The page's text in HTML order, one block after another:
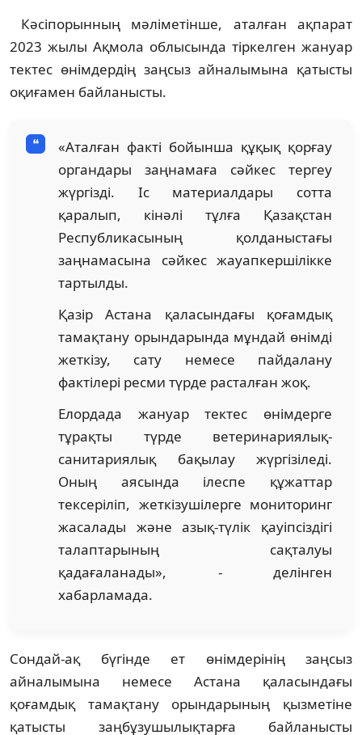
Кәсіпорынның мәліметінше, аталған ақпарат
2023 жылы Ақмола облысында тіркелген жануар
тектес өнімдердің заңсыз айналымына қатысты
оқиғамен байланысты.
«Аталған факті бойынша құқық қорғау
органдары заңнамаға сәйкес тергеу
жүргізді. Іс материалдары сотта
қаралып, кінәлі тұлға Қазақстан
Республикасының қолданыстағы
заңнамасына сәйкес жауапкершілікке
тартылды.
Қазір Астана қаласындағы қоғамдық
тамақтану орындарында мұндай өнімді
жеткізу, сату немесе пайдалану
фактілері ресми түрде расталған жоқ.
Елордада жануар тектес өнімдерге
тұрақты түрде ветеринариялық-
санитариялық бақылау жүргізіледі.
Оның аясында ілеспе құжаттар
тексеріліп, жеткізушілерге мониторинг
жасалады және азық-түлік қауіпсіздігі
талаптарының сақталуы
қадағаланады», - делінген
хабарламада.
Сондай-ақ бүгінде ет өнімдерінің заңсыз
айналымына немесе Астана қаласындағы
қоғамдық тамақтану орындарының қызметіне
қатысты заңбұзушылықтарға байланысты